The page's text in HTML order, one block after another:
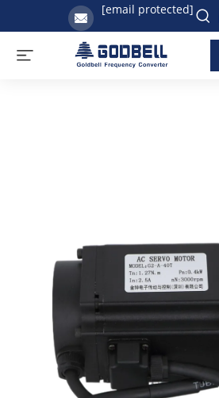
[email protected]